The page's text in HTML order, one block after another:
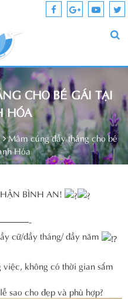
CHO BÉ GÁI TẠI
HÓA
Mâm cúng đầy tháng cho bé
Hóa
BÌNH AN!
cữ/đầy tháng/ đầy năm
không có thời gian sắm
sao cho đẹp và phù hợp?